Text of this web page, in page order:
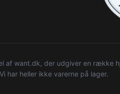
af want.dk, der udgiver en række
har heller ikke varerne på lager.